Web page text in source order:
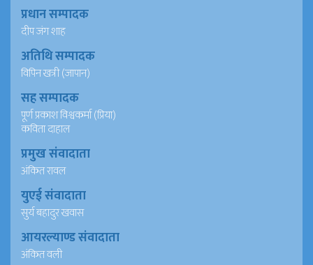
प्रधान सम्पादक
दीप जंग शाह
अतिथि सम्पादक
विपिन खत्री (जापान)
सह सम्पादक
पूर्ण प्रकाश विश्वकर्मा (प्रिया)
कविता दाहाल
प्रमुख संवादाता
अंकित रावल
युएई संवादाता
सुर्य बहादुर खवास
आयरल्याण्ड संवादाता
अंकित वली